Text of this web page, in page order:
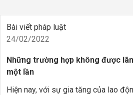
Bài viết pháp luật
24/02/2022
Những trường hợp không được
một lần
Hiện nay, với sự gia tăng của lao